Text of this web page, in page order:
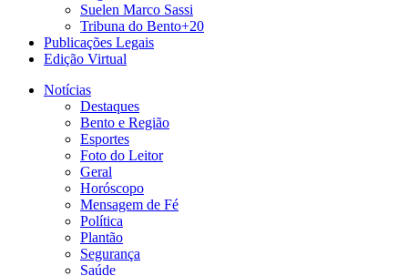
Suelen Marco Sassi
Tribuna do Bento+20
Publicações Legais
Edição Virtual
Notícias
Destaques
Bento e Região
Esportes
Foto do Leitor
Geral
Horóscopo
Mensagem de Fé
Política
Plantão
Segurança
Saúde